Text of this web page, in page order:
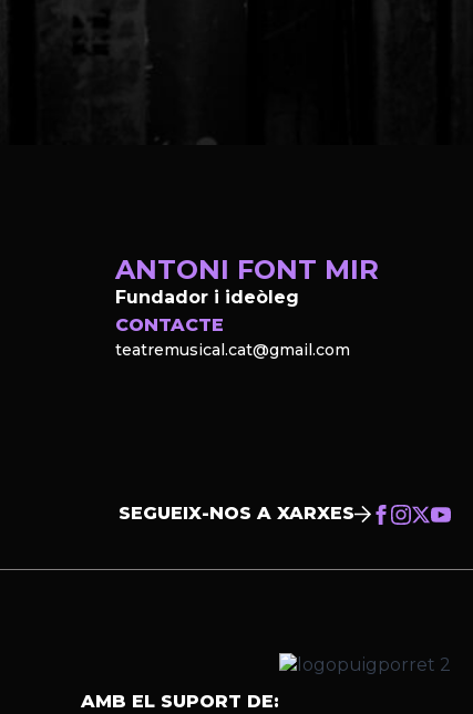
ANTONI FONT MIR
Fundador i ideòleg
CONTACTE
teatremusical.cat@gmail.com
SEGUEIX-NOS A XARXES
AMB EL SUPORT DE: